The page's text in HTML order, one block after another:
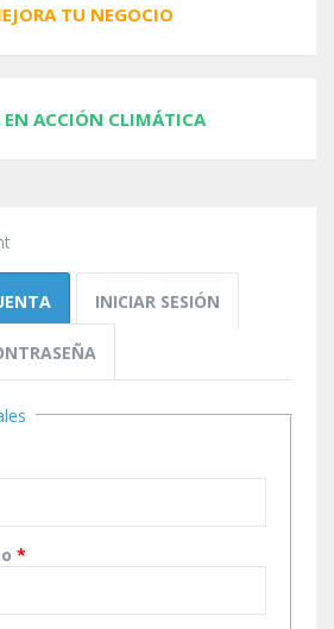
TU NEGOCIO
EN ACCIÓN CLIMÁTICA
usted aquí
(SOLAPA ACTIVA)
INICIAR SESIÓN
*